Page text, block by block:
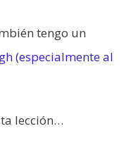
tengo un
(especialmente al
lección…